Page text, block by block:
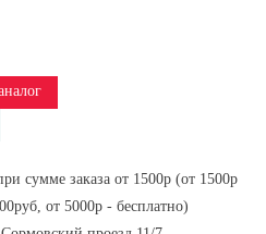
сумме заказа от 1500р (от 1500р
от 5000р - бесплатно)